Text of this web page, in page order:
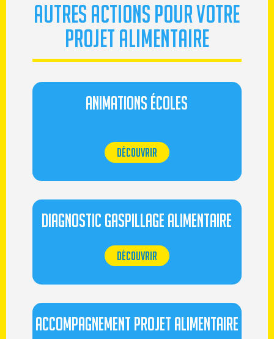
AUTRES ACTIONS POUR VOTRE
PROJET ALIMENTAIRE
animations écoles
DÉCOUVRIR
DIAGNOSTIC GASPILLAGE ALIMENTAIRE
DÉCOUVRIR
ACCOMPAGNEMENT PROJET ALIMENTAIRE